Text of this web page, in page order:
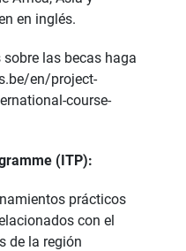
en inglés.
las becas haga
en/project-
course-
(ITP):
prácticos
con el
de la región